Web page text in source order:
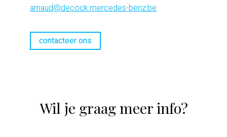
arnaud@decock.mercedes-benz.be
contacteer ons
Wil je graag meer info?